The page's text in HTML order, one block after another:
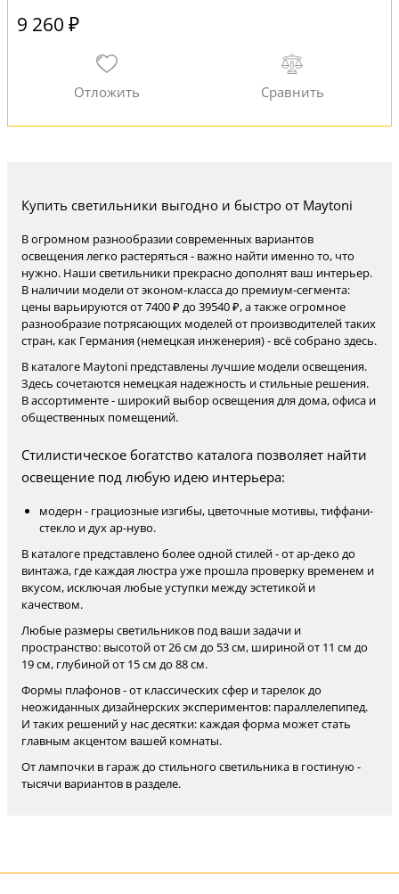
9 260 ₽
Купить светильники выгодно и быстро от Maytoni
В огромном разнообразии современных вариантов
освещения легко растеряться - важно найти именно то, что
нужно. Наши светильники прекрасно дополнят ваш интерьер.
В наличии модели от эконом-класса до премиум-сегмента:
цены варьируются от 7400 ₽ до 39540 ₽, а также огромное
разнообразие потрясающих моделей от производителей таких
стран, как Германия (немецкая инженерия) - всё собрано здесь.
В каталоге Maytoni представлены лучшие модели освещения.
Здесь сочетаются немецкая надежность и стильные решения.
В ассортименте - широкий выбор освещения для дома, офиса и
общественных помещений.
Стилистическое богатство каталога позволяет найти
освещение под любую идею интерьера:
модерн - грациозные изгибы, цветочные мотивы, тиффани-
стекло и дух ар-нуво.
В каталоге представлено более одной стилей - от ар-деко до
винтажа, где каждая люстра уже прошла проверку временем и
вкусом, исключая любые уступки между эстетикой и
качеством.
Любые размеры светильников под ваши задачи и
пространство: высотой от 26 см до 53 см, шириной от 11 см до
19 см, глубиной от 15 см до 88 см.
Формы плафонов - от классических сфер и тарелок до
неожиданных дизайнерских экспериментов: параллелепипед.
И таких решений у нас десятки: каждая форма может стать
главным акцентом вашей комнаты.
От лампочки в гараж до стильного светильника в гостиную -
тысячи вариантов в разделе.